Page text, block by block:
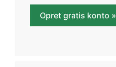
Opret gratis konto »